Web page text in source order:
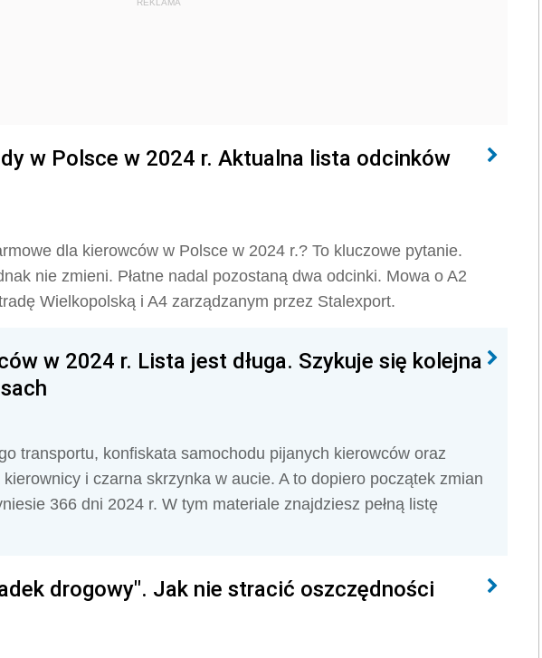
REKLAMA
w Polsce w 2024 r. Aktualna lista odcinków
dla kierowców w Polsce w 2024 r.? To kluczowe pytanie.
nie zmieni. Płatne nadal pozostaną dwa odcinki. Mowa o A2
Wielkopolską i A4 zarządzanym przez Stalexport.
w 2024 r. Lista jest długa. Szykuje się kolejna
transportu, konfiskata samochodu pijanych kierowców oraz
i czarna skrzynka w aucie. A to dopiero początek zmian
366 dni 2024 r. W tym materiale znajdziesz pełną listę
drogowy". Jak nie stracić oszczędności